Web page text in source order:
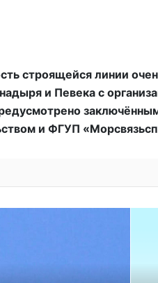
строящейся линии
и Певека с
и ФГУП